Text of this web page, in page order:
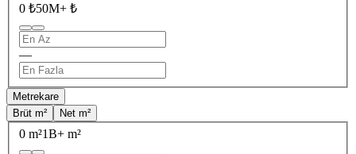
0 ₺50M+ ₺
—
Metrekare
Brüt m²
Net m²
0 m²1B+ m²